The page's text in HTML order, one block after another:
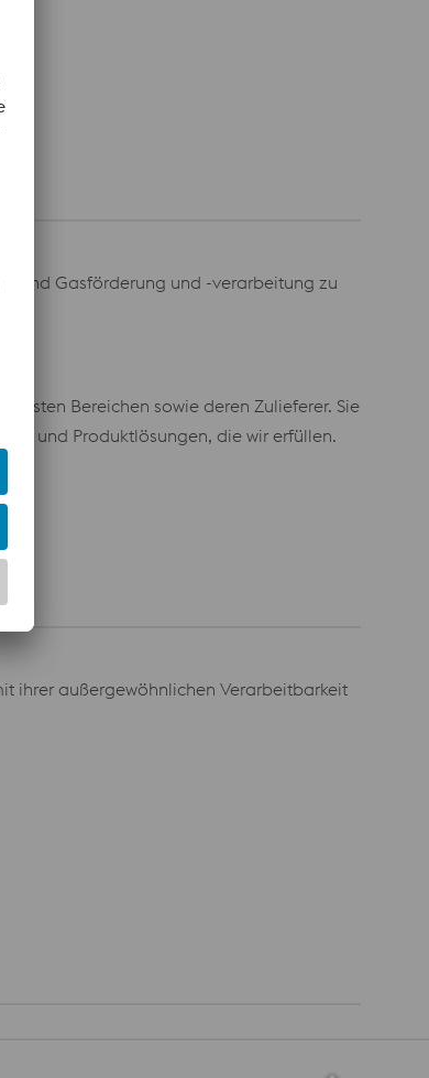
und Gasförderung und -verarbeitung zu
Bereichen sowie deren Zulieferer. Sie
und Produktlösungen, die wir erfüllen.
ihrer außergewöhnlichen Verarbeitbarkeit